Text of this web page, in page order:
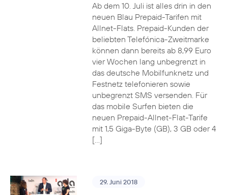
Ab dem 10. Juli ist alles drin in den
neuen Blau Prepaid-Tarifen mit
Allnet-Flats. Prepaid-Kunden der
beliebten Telefónica-Zweitmarke
können dann bereits ab 8,99 Euro
vier Wochen lang unbegrenzt in
das deutsche Mobilfunknetz und
Festnetz telefonieren sowie
unbegrenzt SMS versenden. Für
das mobile Surfen bieten die
neuen Prepaid-Allnet-Flat-Tarife
mit 1,5 Giga-Byte (GB), 3 GB oder 4
[…]
29. Juni 2018